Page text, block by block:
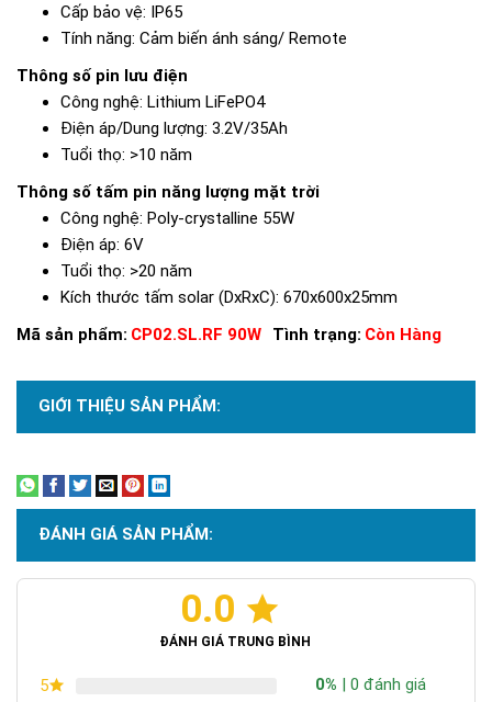
Cấp bảo vệ: IP65
Tính năng: Cảm biến ánh sáng/ Remote
Thông số pin lưu điện
Công nghệ: Lithium LiFePO4
Điện áp/Dung lượng: 3.2V/35Ah
Tuổi thọ: >10 năm
Thông số tấm pin năng lượng mặt trời
Công nghệ: Poly-crystalline 55W
Điện áp: 6V
Tuổi thọ: >20 năm
Kích thước tấm solar (DxRxC): 670x600x25mm
Mã sản phẩm: CP02.SL.RF 90W Tình trạng: Còn Hàng
GIỚI THIỆU SẢN PHẨM:Xem thêm
ĐÁNH GIÁ SẢN PHẨM:
0.0
ĐÁNH GIÁ TRUNG BÌNH
5 0% | 0 đánh giá